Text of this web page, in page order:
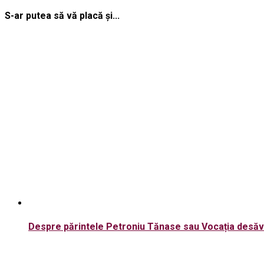
S-ar putea să vă placă și...
Despre părintele Petroniu Tănase sau Vocația